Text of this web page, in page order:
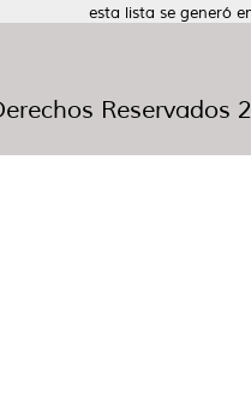
esta lista se generó
Reservados